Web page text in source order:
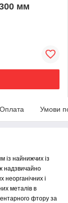
мм
Оплата Умови
із найнижчих із
надзвичайно
неорганічних і
металів в
фтору за